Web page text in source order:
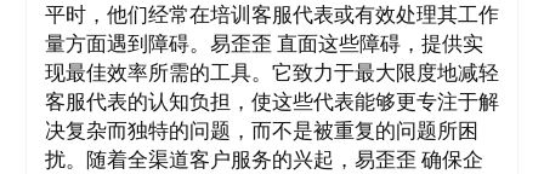
平时，他们经常在培训客服代表或有效处理其工作
量方面遇到障碍。易歪歪 直面这些障碍，提供实
现最佳效率所需的工具。它致力于最大限度地减轻
客服代表的认知负担，使这些代表能够更专注于解
决复杂而独特的问题，而不是被重复的问题所困
扰。随着全渠道客户服务的兴起，易歪歪 确保企